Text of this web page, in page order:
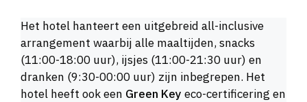
Het hotel hanteert een uitgebreid all-inclusive
arrangement waarbij alle maaltijden, snacks
(11:00-18:00 uur), ijsjes (11:00-21:30 uur) en
dranken (9:30-00:00 uur) zijn inbegrepen. Het
hotel heeft ook een Green Key eco-certificering en